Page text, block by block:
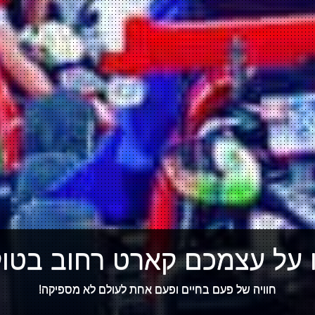
על עצמכם קארט רחוב
חוויה של פעם בחיים ופעם אחת לעולם לא מספיקה!